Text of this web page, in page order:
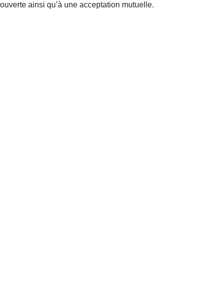
ouverte ainsi qu’à une acceptation mutuelle.